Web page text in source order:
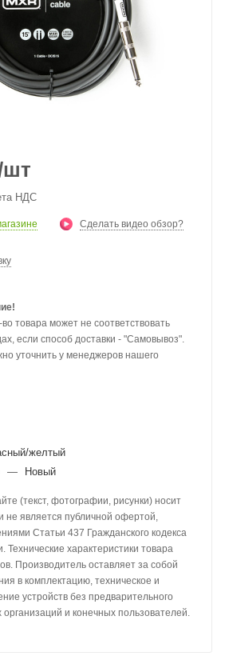
НДС
Сделать видео обзор?
товара может не соответствовать
если способ доставки - "Самовывоз".
уточнить у менеджеров нашего
желтый
— Новый
(текст, фотографии, рисунки) носит
не является публичной офертой,
Статьи 437 Гражданского кодекса
Технические характеристики товара
Производитель оставляет за собой
в комплектацию, техническое и
устройств без предварительного
и конечных пользователей.